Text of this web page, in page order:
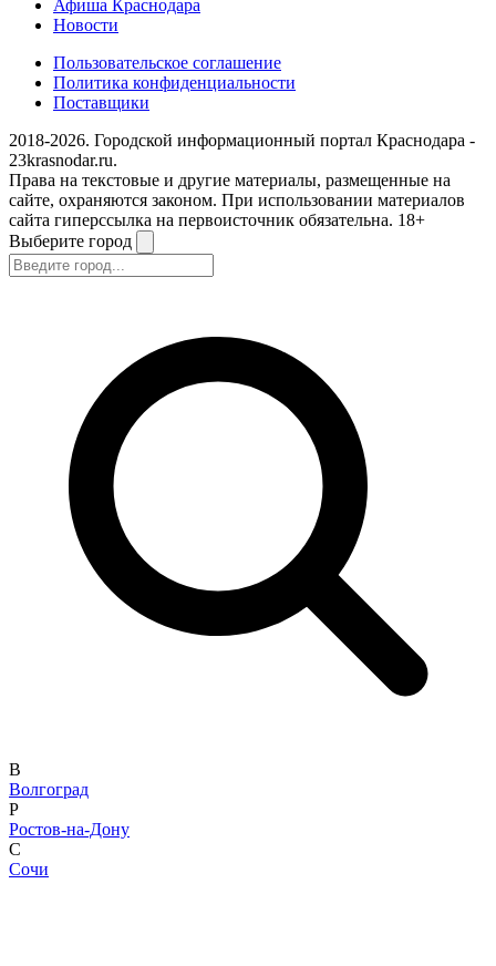
Афиша Краснодара
Новости
Пользовательское соглашение
Политика конфиденциальности
Поставщики
2018-2026. Городской информационный портал Краснодара -
23krasnodar.ru.
Права на текстовые и другие материалы, размещенные на
сайте, охраняются законом. При использовании материалов
сайта гиперссылка на первоисточник обязательна. 18+
Выберите город
В
Волгоград
Р
Ростов-на-Дону
С
Сочи